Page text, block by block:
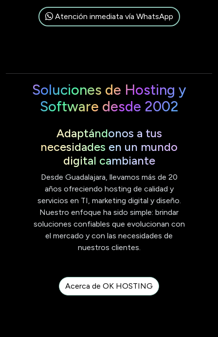
Atención inmediata vía WhatsApp
Soluciones de Hosting y
Software desde 2002
Adaptándonos a tus
necesidades en un mundo
digital cambiante
Desde Guadalajara, llevamos más de 20
años ofreciendo hosting de calidad y
servicios en TI, marketing digital y diseño.
Nuestro enfoque ha sido simple: brindar
soluciones confiables que evolucionan con
el mercado y con las necesidades de
nuestros clientes.
Acerca de OK HOSTING